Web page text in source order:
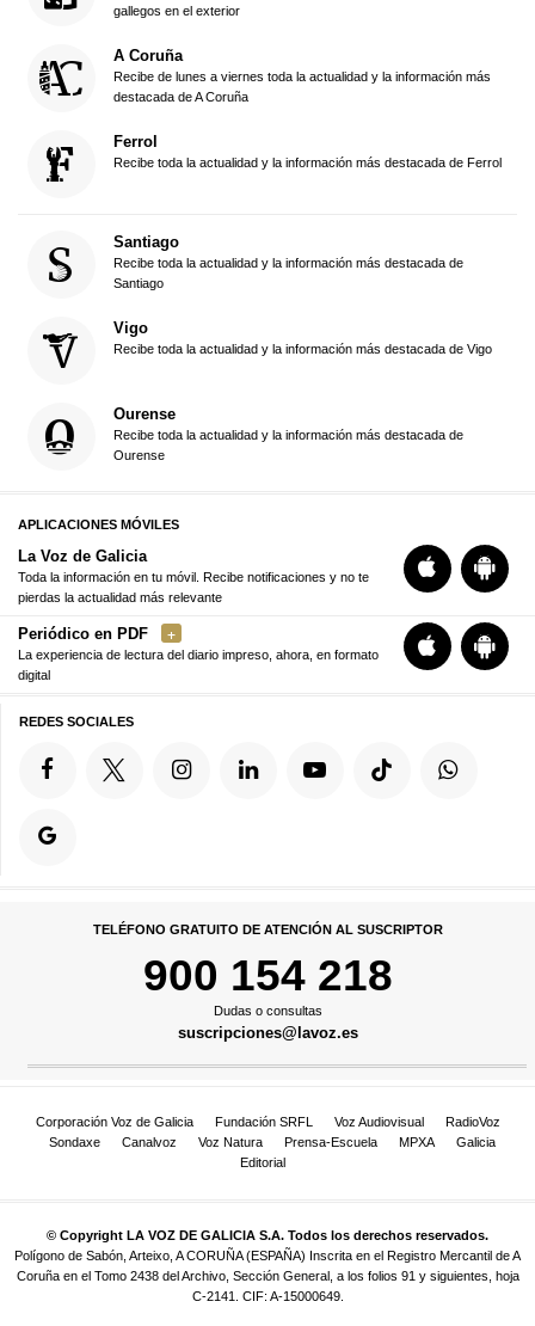
gallegos en el exterior
A Coruña
Recibe de lunes a viernes toda la actualidad y la información más
destacada de A Coruña
Ferrol
Recibe toda la actualidad y la información más destacada de Ferrol
Santiago
Recibe toda la actualidad y la información más destacada de
Santiago
Vigo
Recibe toda la actualidad y la información más destacada de Vigo
Ourense
Recibe toda la actualidad y la información más destacada de
Ourense
APLICACIONES MÓVILES
La Voz de Galicia
Toda la información en tu móvil. Recibe notificaciones y no te
pierdas la actualidad más relevante
Periódico en PDF
La experiencia de lectura del diario impreso, ahora, en formato
digital
REDES SOCIALES
TELÉFONO GRATUITO DE ATENCIÓN AL SUSCRIPTOR
900 154 218
Dudas o consultas
suscripciones@lavoz.es
Corporación Voz de Galicia Fundación SRFL Voz Audiovisual
RadioVoz
Sondaxe
Canalvoz Voz Natura Prensa-Escuela MPXA
Galicia
Editorial
© Copyright LA VOZ DE GALICIA S.A. Todos los derechos reservados.
Polígono de Sabón, Arteixo, A CORUÑA (ESPAÑA) Inscrita en el Registro Mercantil de A
Coruña en el Tomo 2438 del Archivo, Sección General, a los folios 91 y siguientes, hoja
C-2141. CIF: A-15000649.